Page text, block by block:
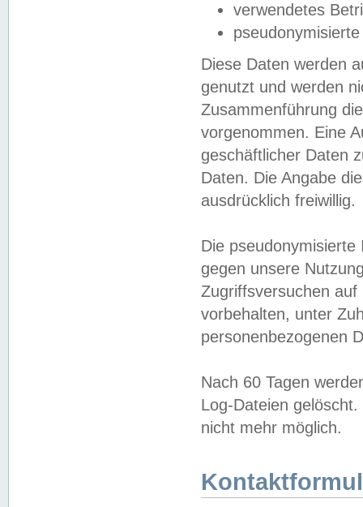
verwendetes
Diese Daten werden
genutzt und werden
Zusammenführung
vorgenommen. Eine
geschäftlicher Daten
Daten. Die Angabe
ausdrücklich freiwillig.
Die
gegen unsere
Zugriffsversuchen
vorbehalten, unter
personenbezogenen
Nach 60 Tagen
Log-Dateien
nicht mehr möglich.